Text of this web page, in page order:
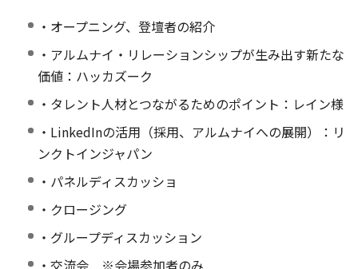
・オープニング、登壇者の紹介
・アルムナイ・リレーションシップが生み出す新たな
価値：ハッカズーク
・タレント人材とつながるためのポイント：レイン様
・LinkedInの活用（採用、アルムナイへの展開）：リ
ンクトインジャパン
・パネルディスカッショ
・クロージング
・グループディスカッション
・交流会 ※会場参加者のみ